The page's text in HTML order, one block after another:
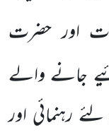
اور حضرت
جانے والے
رہنمائی اور